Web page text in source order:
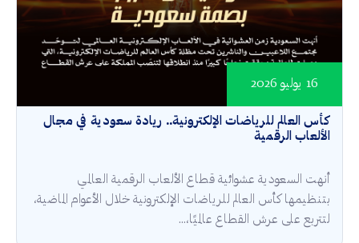
كأس العالم للرياضات الإلكترونية.. ريادة سعودية في مجال
الألعاب الرقمية
16 يوليو 2026
أنهت السعودية عشوائية قطاع الألعاب الرقمية العالمي
بتنظيمها كأس العالم للرياضات الإلكترونية خلال الأعوام الماضية،
لتتربع على عرش القطاع عالميًا،...